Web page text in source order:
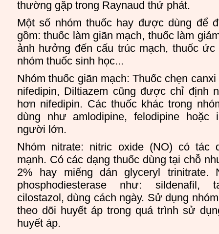
thường gặp trong Raynaud thứ phát.
Một số nhóm thuốc hay được dùng để
gồm: thuốc làm giãn mạch, thuốc làm
ảnh hưởng đến cấu trúc mạch, thuốc
nhóm thuốc sinh học...
Nhóm thuốc giãn mạch: Thuốc chẹn
nifedipin, Diltiazem cũng được chỉ định
hơn nifedipin. Các thuốc khác trong
dùng như amlodipine, felodipine hoặc
người lớn.
Nhóm nitrate: nitric oxide (NO) có tác
mạnh. Có các dạng thuốc dùng tại chỗ
2% hay miếng dán glyceryl trinitrate.
phosphodiesterase như: sildenafil,
cilostazol, dùng cách ngày. Sử dụng
theo dõi huyết áp trong quá trình sử
huyết áp.